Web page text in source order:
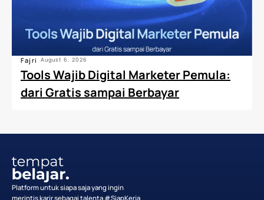
Fajri August 6, 2026
Tools Wajib Digital Marketer Pemula:
dari Gratis sampai Berbayar
Platform untuk siapa saja yang ingin
merintis karir sebagai talenta #SiapKerja